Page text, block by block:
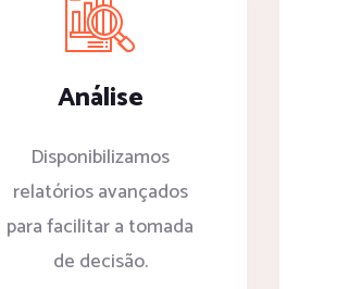
Análise
Disponibilizamos
relatórios avançados
para facilitar a tomada
de decisão.